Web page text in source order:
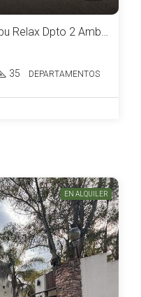
Alquiler Canning Ezeiza Bambu Relax Dpto 2 Ambientes c/ estacionamiento
35 DEPARTAMENTOS
EN ALQUILER